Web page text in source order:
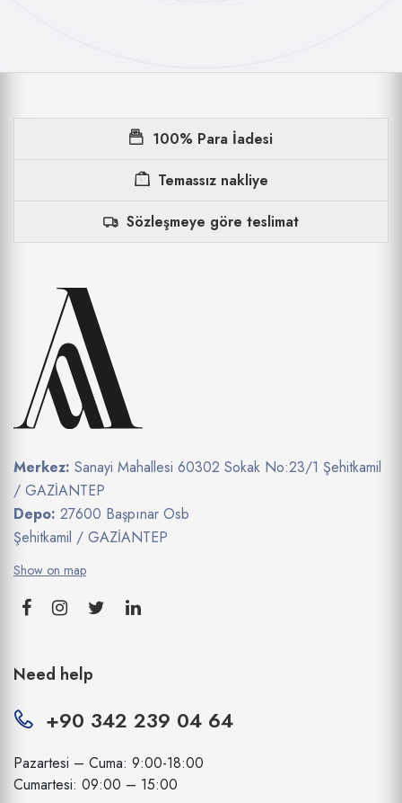
100% Para İadesi
Temassız nakliye
Sözleşmeye göre teslimat
Merkez: Sanayi Mahallesi 60302 Sokak No:23/1 Şehitkamil
/ GAZİANTEP
Depo: 27600 Başpınar Osb
Şehitkamil / GAZİANTEP
Show on map
Need help
+90 342 239 04 64
Pazartesi – Cuma: 9:00-18:00
Cumartesi: 09:00 – 15:00